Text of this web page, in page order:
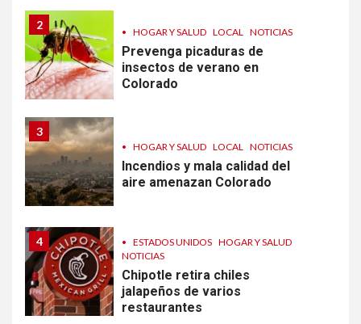
2
• HOGAR Y SALUD LOCAL NOTICIAS
Prevenga picaduras de
insectos de verano en
Colorado
3
• HOGAR Y SALUD LOCAL NOTICIAS
Incendios y mala calidad del
aire amenazan Colorado
4 • ESTADOS UNIDOS HOGAR Y SALUD
NOTICIAS
Chipotle retira chiles
jalapeños de varios
restaurantes